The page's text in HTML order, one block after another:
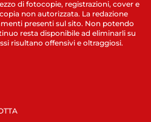
di fotocopie, registrazioni, cover e
non autorizzata. La redazione
presenti sul sito. Non potendo
resta disponibile ad eliminarli su
risultano offensivi e oltraggiosi.